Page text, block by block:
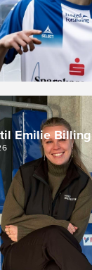
Emilie Billing